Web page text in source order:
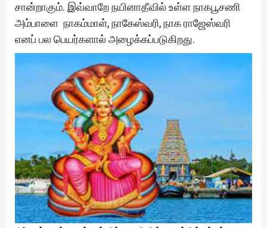
சான்றாகும். இவ்வாறே நயினாதீவில் உள்ள நாகபூசணி
அம்பாளை நாகம்மாள், நாகேஸ்வரி, நாக ராஜேஸ்வரி
எனப் பல பெயர்களால் அழைக்கப்படுகிறது.